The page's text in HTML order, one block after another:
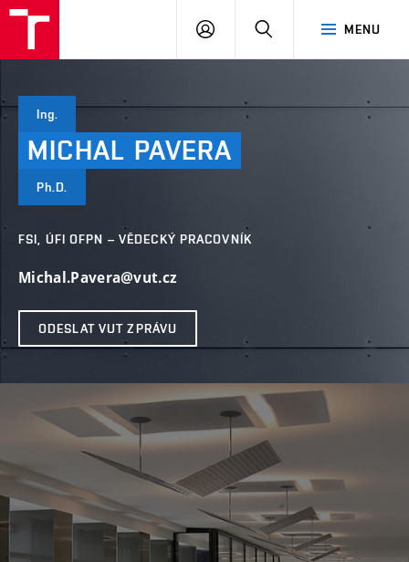
MENU
PŘIHLÁSIT
Ing.
MICHAL PAVERA
Ph.D.
FSI, ÚFI OFPN – VĚDECKÝ PRACOVNÍK
Michal.Pavera@vut.cz
ODESLAT VUT ZPRÁVU